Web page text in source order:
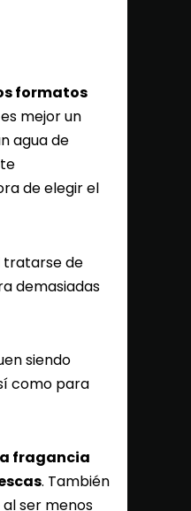
formatos
mejor un
agua de
de elegir el
tratarse de
demasiadas
siendo
como para
fragancia
. También
ser menos